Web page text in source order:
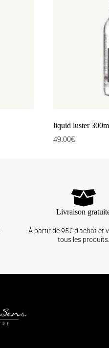
liquid luster
49.00€
Livraison
À partir de 95€ d'achat et
tous les produits.